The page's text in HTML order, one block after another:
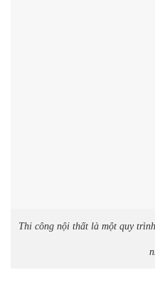
Thi công nội thất là một quy